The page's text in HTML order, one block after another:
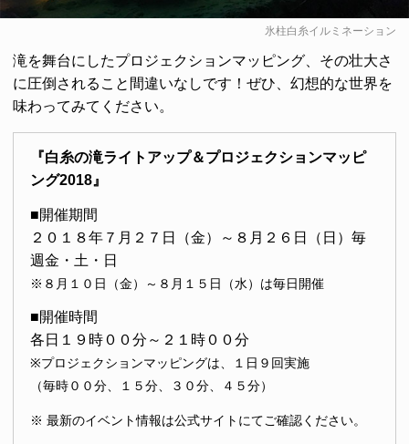
氷柱白糸イルミネーション
滝を舞台にしたプロジェクションマッピング、その壮大さ
に圧倒されること間違いなしです！ぜひ、幻想的な世界を
味わってみてください。
『白糸の滝ライトアップ＆プロジェクションマッピ
ング2018』
■開催期間
２０１８年７月２７日（金）～８月２６日（日）毎
週金・土・日
※８月１０日（金）～８月１５日（水）は毎日開催
■開催時間
各日１９時００分～２１時００分
※プロジェクションマッピングは、１日９回実施
（毎時００分、１５分、３０分、４５分）
※ 最新のイベント情報は公式サイトにてご確認ください。